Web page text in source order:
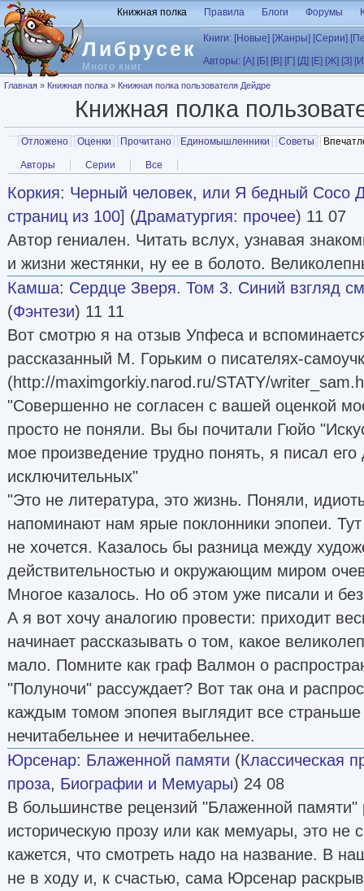
Перейти к основному содержанию
Либрусек
Много книг
Книжная полка Правила Блоги Форумы
Книги: [Новые] [Жанры] [Серии]
Авторы: [А] [Б] [В] [Г] [Д] [Е] [Ж] [З]
Вы здесь
Главная » Книжная полка » Книжная полка пользователя Дейдре
Книжная полка
Главные вкладки
Отложено Оценки Прочитано Единомышленники Советы
Вторичные вкладки
Авторы Серии Все
Коркия: Черный человек, или Я бедный Сосо
страниц из 100] (Драматургия: прочее) 11 07
Автор гениален. Читать вслух, узнавая
и жизни жестянки, ну ее в болото.
Камша: Сердце Зверя. Том 3. Синий взгляд
(Фэнтези) 11 11
Вот смотрю я на отзыв Упфеса и
рассказанный М. Горьким о писателях-
(http://maximgorkiy.narod.ru/STATY/
"Совершенно не согласен с вашей оценкой
просто не поняли. Вы бы почитали Гюйо
мое произведение трудно понять, я писал его
исключительных"
"Это не литература, это жизнь. Поняли,
напоминают нам ярые поклонники эпопеи.
не хочется. Казалось бы разница между
действительностью и окружающим миром
Многое казалось. Но об этом уже писали и
А я вот хочу аналогию провести: приходит
начинает рассказывать о том, какое
мало. Помните как граф Валмон о
"Полуночи" рассуждает? Вот так она и
каждым томом эпопея выглядит все
нечитабельнее и нечитабельнее.
Юрсенар: Блаженной памяти (Классическая
проза, Биографии и Мемуары) 24 08
В большинстве рецензий "Блаженной памяти"
историческую прозу или как мемуары, это не
кажется, что смотреть надо на название. В
не в ходу и, к счастью, сама Юрсенар